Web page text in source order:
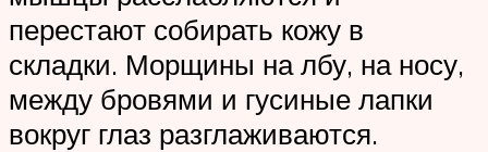
перестают собирать кожу в
складки. Морщины на лбу, на носу,
между бровями и гусиные лапки
вокруг глаз разглаживаются.